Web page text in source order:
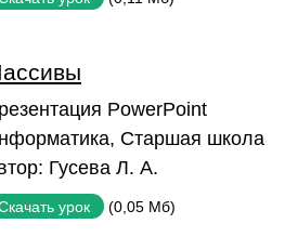
PowerPoint
, Старшая школа
Гусева Л. А.
урок (0,05 Мб)